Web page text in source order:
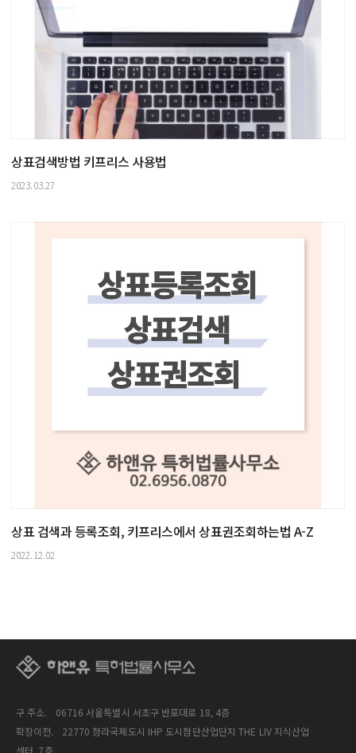
상표검색방법 키프리스 사용법
2023.03.27
상표 검색과 등록조회, 키프리스에서 상표권조회하는법 A-Z
2022.12.02
구 주소.
06716 서울특별시 서초구 반포대로 18, 4층
확장이전.
22770 청라국제도시 IHP 도시첨단산업단지 THE LIV 지식산업
센터, 7층